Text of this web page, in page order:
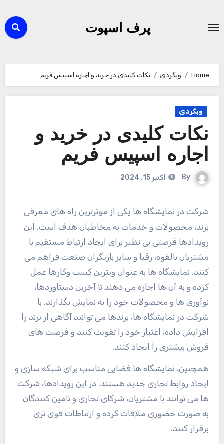
پرف اسپوت
Home وبگردی نکات کلیدی در خرید و اجاره اسپیس فریم
وبگردی
نکات کلیدی در خرید و
اجاره اسپیس فریم
اکتبر 15, 2024
شرکت در نمایشگاه ها یکی از موثرترین راه های معرفی
برند، محصولات و خدمات به مخاطبان هدف است. این
رویدادها فرصتی بی نظیر برای ایجاد ارتباط مستقیم با
مشتریان بالقوه، رقبا و سایر بازیگران صنعت فراهم می
کنند. نمایشگاه ها به عنوان ویترین کسب وکارها عمل
کرده و به آن ها اجازه می دهند تا آخرین دستاوردها،
نوآوری ها و محصولات خود را به نمایش بگذارند. با
شرکت در نمایشگاه ها، برندها می توانند آگاهی از برند را
افزایش داده، اعتبار خود را تقویت کنند و فرصت های
فروش بیشتری را ایجاد کنند.
همچنین، نمایشگاه ها فضایی مناسب برای شبکه سازی و
ایجاد روابط تجاری جدید هستند. در این رویدادها، شرکت
ها می توانند با مشتریان، شرکای تجاری و تامین کنندگان
به صورت حضوری ملاقات کرده و ارتباطات قوی تری
برقرار کنند.